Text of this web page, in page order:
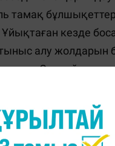
тамақ
кезде
алу жолдарын
Сондай-ақ,
шамамен 30%-ы